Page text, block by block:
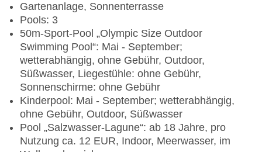
Gartenanlage, Sonnenterrasse
Pools: 3
50m-Sport-Pool „Olympic Size Outdoor
Swimming Pool“: Mai - September;
wetterabhängig, ohne Gebühr, Outdoor,
Süßwasser, Liegestühle: ohne Gebühr,
Sonnenschirme: ohne Gebühr
Kinderpool: Mai - September; wetterabhängig,
ohne Gebühr, Outdoor, Süßwasser
Pool „Salzwasser-Lagune“: ab 18 Jahre, pro
Nutzung ca. 12 EUR, Indoor, Meerwasser, im